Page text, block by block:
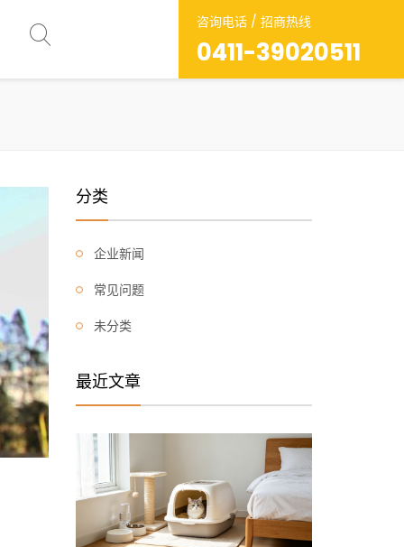
咨询电话 / 招商热线
0411-39020511
分类
企业新闻
常见问题
未分类
最近文章